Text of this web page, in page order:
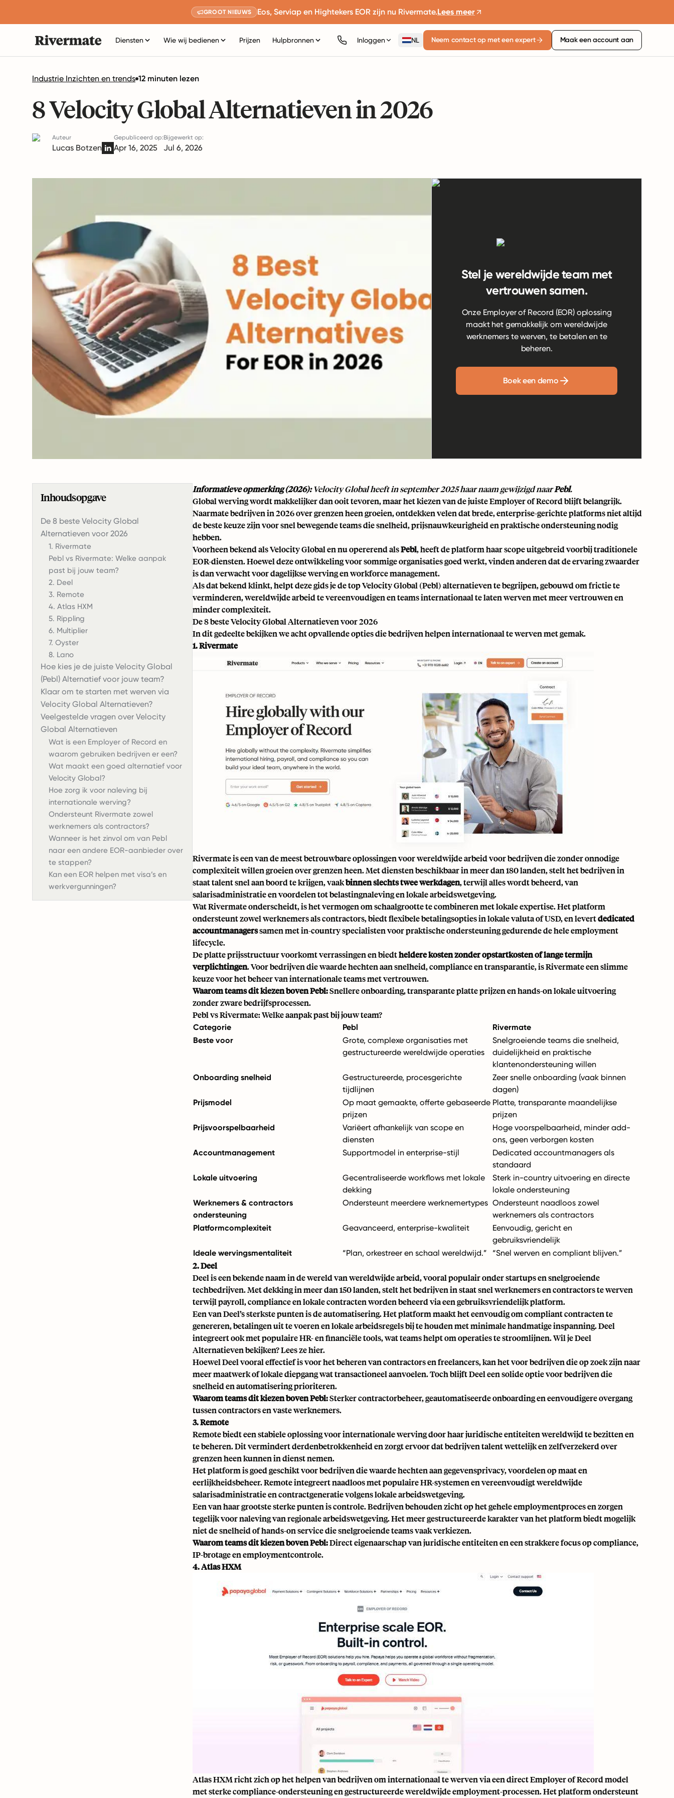
GROOT NIEUWS Eos, Serviap en Hightekers EOR zijn nu Rivermate.Lees meer
Diensten Wie wij bedienen Prijzen Hulpbronnen Inloggen NL Neem contact op met een expert Maak een account aan
Industrie Inzichten en trends 12 minuten lezen
8 Velocity Global Alternatieven in 2026
Auteur
Lucas Botzen
Gepubliceerd op:
Apr 16, 2025
Bijgewerkt op:
Jul 6, 2026
Stel je wereldwijde team met
vertrouwen samen.
Onze Employer of Record (EOR) oplossing
maakt het gemakkelijk om wereldwijde
werknemers te werven, te betalen en te
beheren.
Boek een demo
Inhoudsopgave
De 8 beste Velocity Global
Alternatieven voor 2026
1. Rivermate
Pebl vs Rivermate: Welke aanpak
past bij jouw team?
2. Deel
3. Remote
4. Atlas HXM
5. Rippling
6. Multiplier
7. Oyster
8. Lano
Hoe kies je de juiste Velocity Global
(Pebl) Alternatief voor jouw team?
Klaar om te starten met werven via
Velocity Global Alternatieven?
Veelgestelde vragen over Velocity
Global Alternatieven
Wat is een Employer of Record en
waarom gebruiken bedrijven er een?
Wat maakt een goed alternatief voor
Velocity Global?
Hoe zorg ik voor naleving bij
internationale werving?
Ondersteunt Rivermate zowel
werknemers als contractors?
Wanneer is het zinvol om van Pebl
naar een andere EOR-aanbieder over
te stappen?
Kan een EOR helpen met visa’s en
werkvergunningen?
Informatieve opmerking (2026):Velocity Global heeft in september 2025 haar naam gewijzigd naarPebl.
Global werving wordt makkelijker dan ooit tevoren, maar het kiezen van de juiste Employer of Record blijft belangrijk.
Naarmate bedrijven in 2026 over grenzen heen groeien, ontdekken velen dat brede, enterprise-gerichte platforms niet altijd
de beste keuze zijn voor snel bewegende teams die snelheid, prijsnauwkeurigheid en praktische ondersteuning nodig
hebben.
Voorheen bekend als Velocity Global en nu opererend alsPebl, heeft de platform haar scope uitgebreid voorbij traditionele
EOR-diensten. Hoewel deze ontwikkeling voor sommige organisaties goed werkt, vinden anderen dat de ervaring zwaarder
is dan verwacht voor dagelijkse werving en workforce management.
Als dat bekend klinkt, helpt deze gids je de top Velocity Global (Pebl) alternatieven te begrijpen, gebouwd om frictie te
verminderen, wereldwijde arbeid te vereenvoudigen en teams internationaal te laten werven met meer vertrouwen en
minder complexiteit.
De 8 beste Velocity Global Alternatieven voor 2026
In dit gedeelte bekijken we acht opvallende opties die bedrijven helpen internationaal te werven met gemak.
1. Rivermate
Rivermateis een van de meest betrouwbare oplossingen voor wereldwijde arbeid voor bedrijven die zonder onnodige
complexiteit willen groeien over grenzen heen. Met diensten beschikbaar in meer dan 180 landen, stelt het bedrijven in
staat talent snel aan boord te krijgen, vaakbinnen slechts twee werkdagen, terwijl alles wordt beheerd, van
salarisadministratie en voordelen tot belastingnaleving en lokale arbeidswetgeving.
Wat Rivermate onderscheidt, is het vermogen om schaalgrootte te combineren met lokale expertise. Het platform
ondersteunt zowel werknemers als contractors, biedt flexibele betalingsopties in lokale valuta of USD, en levertdedicated
accountmanagerssamen met in-country specialisten voor praktische ondersteuning gedurende de hele employment
lifecycle.
De platte prijsstructuur voorkomt verrassingen en biedtheldere kosten zonder opstartkosten of lange termijn
verplichtingen. Voor bedrijven die waarde hechten aan snelheid, compliance en transparantie, is Rivermate een slimme
keuze voor het beheer van internationale teams met vertrouwen.
Waarom teams dit kiezen boven Pebl:Snellere onboarding, transparante platte prijzen en hands-on lokale uitvoering
zonder zware bedrijfsprocessen.
Pebl vs Rivermate: Welke aanpak past bij jouw team?
Categorie Pebl
Rivermate
Beste voor
Grote, complexe organisaties met
gestructureerde wereldwijde operaties
Snelgroeiende teams die snelheid,
duidelijkheid en praktische
klantenondersteuning willen
Onboarding snelheid
Gestructureerde, procesgerichte
tijdlijnen
Zeer snelle onboarding (vaak binnen
dagen)
Prijsmodel
Op maat gemaakte, offerte gebaseerde
prijzen
Platte, transparante maandelijkse
prijzen
Prijsvoorspelbaarheid
Variëert afhankelijk van scope en
diensten
Hoge voorspelbaarheid, minder add-
ons, geen verborgen kosten
Accountmanagement
Supportmodel in enterprise-stijl
Dedicated accountmanagers als
standaard
Lokale uitvoering
Gecentraliseerde workflows met lokale
dekking
Sterk in-country uitvoering en directe
lokale ondersteuning
Werknemers & contractors
ondersteuning
Ondersteunt meerdere werknemertypes Ondersteunt naadloos zowel
werknemers als contractors
Platformcomplexiteit
Geavanceerd, enterprise-kwaliteit
Eenvoudig, gericht en
gebruiksvriendelijk
Ideale wervingsmentaliteit
“Plan, orkestreer en schaal wereldwijd.” “Snel werven en compliant blijven.”
2. Deel
Deel is een bekende naam in de wereld van wereldwijde arbeid, vooral populair onder startups en snelgroeiende
techbedrijven. Met dekking in meer dan 150 landen, stelt het bedrijven in staat snel werknemers en contractors te werven
terwijl payroll, compliance en lokale contracten worden beheerd via een gebruiksvriendelijk platform.
Een van Deel’s sterkste punten is de automatisering. Het platform maakt het eenvoudig om compliant contracten te
genereren, betalingen uit te voeren en lokale arbeidsregels bij te houden met minimale handmatige inspanning. Deel
integreert ook met populaire HR- en financiële tools, wat teams helpt om operaties te stroomlijnen. Wil je Deel
Alternatieven bekijken? Lees ze hier.
Hoewel Deel vooral effectief is voor het beheren van contractors en freelancers, kan het voor bedrijven die op zoek zijn naar
meer maatwerk of lokale diepgang wat transactioneel aanvoelen. Toch blijft Deel een solide optie voor bedrijven die
snelheid en automatisering prioriteren.
Waarom teams dit kiezen boven Pebl:Sterker contractorbeheer, geautomatiseerde onboarding en eenvoudigere overgang
tussen contractors en vaste werknemers.
3. Remote
Remote biedt een stabiele oplossing voor internationale werving door haar juridische entiteiten wereldwijd te bezitten en
te beheren. Dit vermindert derdenbetrokkenheid en zorgt ervoor dat bedrijven talent wettelijk en zelfverzekerd over
grenzen heen kunnen in dienst nemen.
Het platform is goed geschikt voor bedrijven die waarde hechten aan gegevensprivacy, voordelen op maat en
eerlijkheidsbeheer. Remote integreert naadloos met populaire HR-systemen en vereenvoudigt wereldwijde
salarisadministratie en contractgeneratie volgens lokale arbeidswetgeving.
Een van haar grootste sterke punten is controle. Bedrijven behouden zicht op het gehele employmentproces en zorgen
tegelijk voor naleving van regionale arbeidswetgeving. Het meer gestructureerde karakter van het platform biedt mogelijk
niet de snelheid of hands-on service die snelgroeiende teams vaak verkiezen.
Waarom teams dit kiezen boven Pebl:Direct eigenaarschap van juridische entiteiten en een strakkere focus op compliance,
IP-brotage en employmentcontrole.
4. Atlas HXM
Atlas HXM richt zich op het helpen van bedrijven om internationaal te werven via een direct Employer of Record model
met sterke compliance-ondersteuning en gestructureerde wereldwijde employment-processen. Het platform ondersteunt